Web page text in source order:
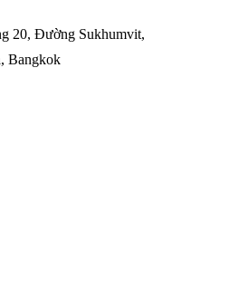
20, Đường Sukhumvit,
Bangkok